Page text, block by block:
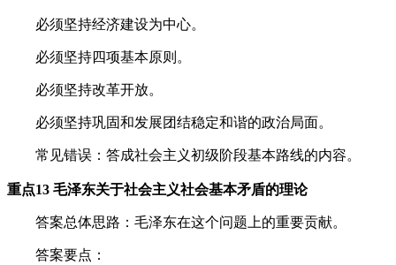
必须坚持经济建设为中心。
必须坚持四项基本原则。
必须坚持改革开放。
必须坚持巩固和发展团结稳定和谐的政治局面。
常见错误：答成社会主义初级阶段基本路线的内容。
重点13 毛泽东关于社会主义社会基本矛盾的理论
答案总体思路：毛泽东在这个问题上的重要贡献。
答案要点：